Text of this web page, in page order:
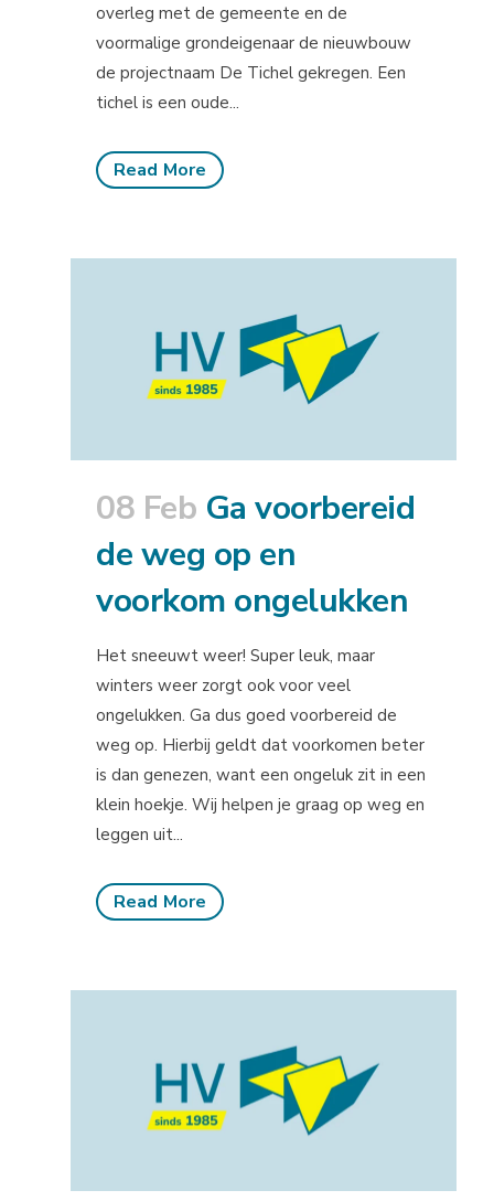
overleg met de gemeente en de
voormalige grondeigenaar de nieuwbouw
de projectnaam De Tichel gekregen. Een
tichel is een oude...
Read More
08 Feb Ga voorbereid
de weg op en
voorkom ongelukken
Het sneeuwt weer! Super leuk, maar
winters weer zorgt ook voor veel
ongelukken. Ga dus goed voorbereid de
weg op. Hierbij geldt dat voorkomen beter
is dan genezen, want een ongeluk zit in een
klein hoekje. Wij helpen je graag op weg en
leggen uit...
Read More